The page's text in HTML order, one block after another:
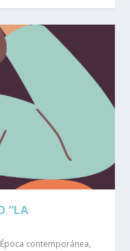
“LA
Época contemporánea,